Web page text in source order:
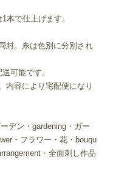
本で仕上げます。
封。糸は色別に分別され
可能です。
内容により宅配便になり
デン・gardening・ガー
・フラワー・花・bouqu
・全面刺し作品